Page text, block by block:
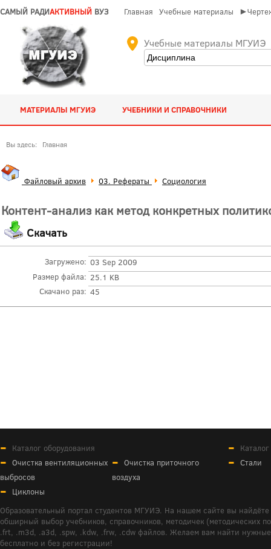
САМЫЙ РАДИАКТИВНЫЙ ВУЗ Главная Учебные материалы
Учебные материалы МГУИЭ
МАТЕРИАЛЫ МГУИЭ УЧЕБНИКИ И СПРАВОЧНИКИ
Вы здесь: Главная
Файловый архив 03. Рефераты Социология
Контент-анализ как метод конкретных
Скачать
Загружено: 03 Sep 2009
Размер файла: 25.1 KB
Скачано раз: 45
Каталог оборудования
Очистка вентиляционных
выбросов
Очистка приточного
воздуха
Циклоны
Стали
Образовательный портал студентов МГУИЭ. На нашем сайте вы
обширный выбор учебников, справочников, методичек (методических
.frt, .m3d, .a3d, .spw, .kdw, .frw, .cdw файлов. Желаем вам найти
бесплатно и без регистрации!